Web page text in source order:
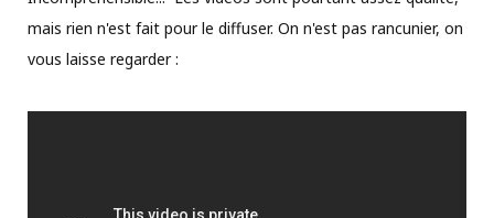
mais rien n'est fait pour le diffuser. On n'est pas rancunier, on
vous laisse regarder :